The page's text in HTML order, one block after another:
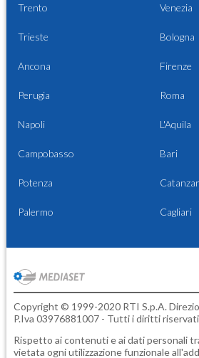
Trento Venezia
Trieste Bologna
Ancona Firenze
Perugia Roma
Napoli L'Aquila
Campobasso Bari
Potenza
Palermo Cagliari
Copyright © 1999-2020 RTI S.p.A.
P.Iva 03976881007 - Tutti i diritti
Rispetto ai contenuti e ai dati personali
vietata ogni utilizzazione funzionale